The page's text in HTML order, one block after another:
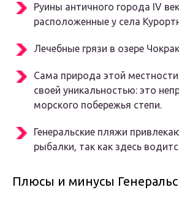
Руины античного города IV
расположенные у села
Лечебные грязи в озере
Сама природа этой
своей уникальностью: это
морского побережья степи.
Генеральские пляжи
рыбалки, так как здесь
Плюсы и минусы